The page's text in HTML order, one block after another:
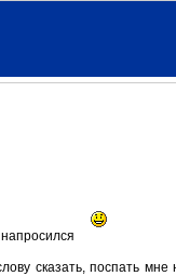
сказать, поспать